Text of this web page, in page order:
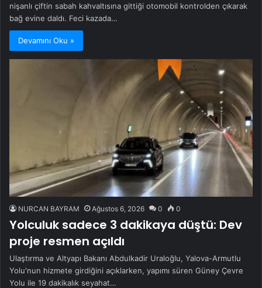
nişanlı çiftin sabah kahvaltısına gittiği otomobil kontrolden çıkarak
bağ evine daldı. Feci kazada…
Devamını Oku »
NURCAN BAYRAM Ağustos 6, 2026 0 0
Yolculuk sadece 3 dakikaya düştü: Dev
proje resmen açıldı
Ulaştırma ve Altyapı Bakanı Abdulkadir Uraloğlu, Yalova-Armutlu
Yolu'nun hizmete girdiğini açıklarken, yapımı süren Güney Çevre
Yolu ile 19 dakikalık seyahat…